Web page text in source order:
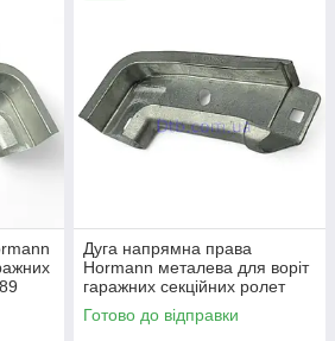
Дуга напрямна права
Hormann металева для воріт
гаражних секційних ролет
3047090
Готово до відправки